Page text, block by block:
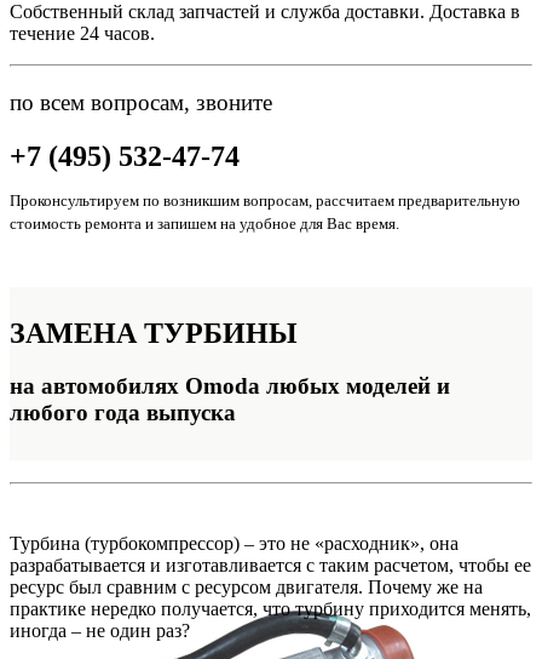
Собственный склад запчастей и служба доставки. Доставка в
течение 24 часов.
по всем вопросам, звоните
+7 (495) 532-47-74
Проконсультируем по возникшим вопросам, рассчитаем предварительную
стоимость ремонта и запишем на удобное для Вас время.
ЗАМЕНА ТУРБИНЫ
на автомобилях Omoda любых моделей и
любого года выпуска
Турбина (турбокомпрессор) – это не «расходник», она
разрабатывается и изготавливается с таким расчетом, чтобы ее
ресурс был сравним с ресурсом двигателя. Почему же на
практике нередко получается, что турбину приходится менять,
иногда – не один раз?